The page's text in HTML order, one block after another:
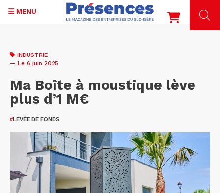
contenu
MENU
INDUSTRIE
— Le 6 juin 2025
Ma Boîte à moustique lève
plus d’1 M€
#LEVÉE DE FONDS